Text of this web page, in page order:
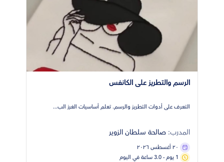
الرسم والتطريز على الكانفس
التعرف على أدوات التطريز والرسم. تعلم أساسيات الغرز الب...
المدرب: صالحة سلطان الزوير
٢٠ أغسطس ٢٠٢٦
1 يوم - 3.0 ساعة في اليوم